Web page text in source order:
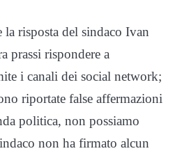
la risposta del sindaco Ivan
prassi rispondere a
i canali dei social network;
riportate false affermazioni
politica, non possiamo
non ha firmato alcun